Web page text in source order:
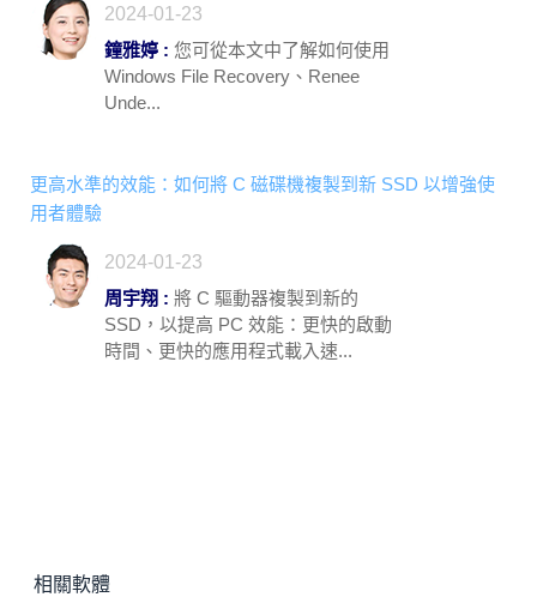
2024-01-23
鐘雅婷 : 您可從本文中了解如何使用
Windows File Recovery、Renee
Unde...
更高水準的效能：如何將 C 磁碟機複製到新 SSD 以增強使
用者體驗
2024-01-23
周宇翔 : 將 C 驅動器複製到新的
SSD，以提高 PC 效能：更快的啟動
時間、更快的應用程式載入速...
相關軟體